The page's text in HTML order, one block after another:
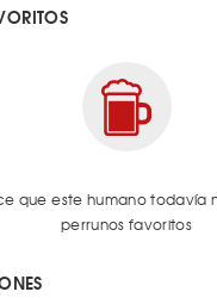
que este humano todavía
perrunos favoritos